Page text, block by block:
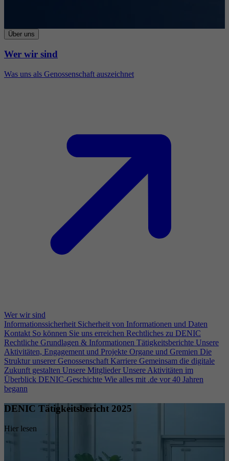
Über uns
Wer wir sind
Was uns als Genossenschaft auszeichnet
Wer wir sind
Informationssicherheit Sicherheit von Informationen und Daten
Kontakt So können Sie uns erreichen Rechtliches zu DENIC
Rechtliche Grundlagen & Informationen Tätigkeitsberichte Unsere
Aktivitäten, Engagement und Projekte Organe und Gremien Die
Struktur unserer Genossenschaft Karriere Gemeinsam die digitale
Zukunft gestalten Unsere Mitglieder Unsere Aktivitäten im
Überblick DENIC-Geschichte Wie alles mit .de vor 40 Jahren
begann
DENIC Tätigkeitsbericht 2025
Hier lesen